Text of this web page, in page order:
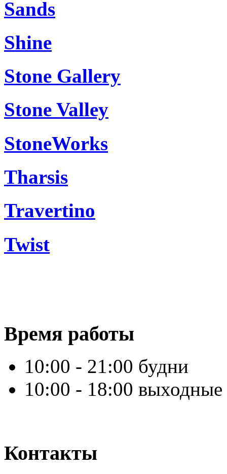
Sands
Shine
Stone Gallery
Stone Valley
StoneWorks
Tharsis
Travertino
Twist
Время работы
10:00 - 21:00 будни
10:00 - 18:00 выходные
Контакты